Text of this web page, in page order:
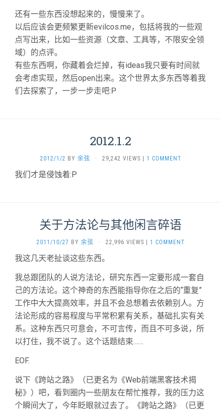
还有一些东西没想起来的，慢慢来了。
以后应该会更频繁更新evilcos.me，包括将我的一些观
点写出来，比如一些资源（文章、工具等，不限安全领
域）的点评。
有些东西啊，你藏着会烂掉，有ideas我只要有时间就
会考虑实现，然后open出来。这个世界太多东西等着我
们去探索了，一步一步走吧:P
2012.1.2
2012/1/2 BY 余弦 · 29,242 VIEWS 1 COMMENT
我们才是侵蚀着:P
关于方法论与其他闲言碎语
2011/10/27 BY 余弦 · 22,996 VIEWS 1 COMMENT
我这几天老扯谈这些东西。
我总跟团队的人说方法论，研究东西一定要形成一套自
己的方法论。这个神奇的东西能指导你在之后的“重复”
工作中大大提高效率，并且不会总想着去依赖别人。方
法论形成的容易程度与平常积累有关系，基础扎实有关
系。这种东西只可意会，不可言传，而且不可多说，所
以打住，我不说了。这个话题结束……
EOF.
说下《跨站之路》（已更名为《Web前端黑客技术揭
秘》）吧，看到圈内一些朋友在帮忙推荐，我的压力这
个瞬间大了，今年眨眼就过去了。《跨站之路》（已更